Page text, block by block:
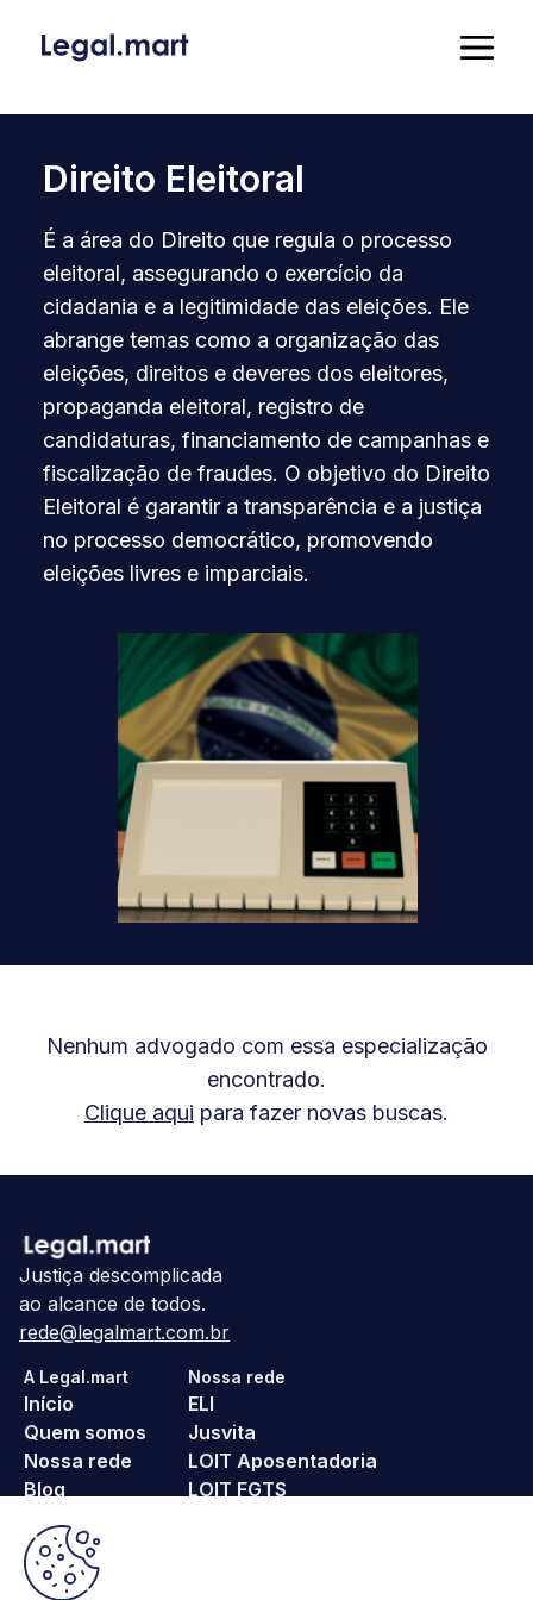
Direito Eleitoral
É a área do Direito que regula o processo
eleitoral, assegurando o exercício da
cidadania e a legitimidade das eleições. Ele
abrange temas como a organização das
eleições, direitos e deveres dos eleitores,
propaganda eleitoral, registro de
candidaturas, financiamento de campanhas e
fiscalização de fraudes. O objetivo do Direito
Eleitoral é garantir a transparência e a justiça
no processo democrático, promovendo
eleições livres e imparciais.
Nenhum advogado com essa especialização
encontrado.
Clique aqui para fazer novas buscas.
Justiça descomplicada
ao alcance de todos.
rede@legalmart.com.br
A Legal.mart
Início
Quem somos
Nossa rede
Blog
Nossa rede
ELI
Jusvita
LOIT Aposentadoria
LOIT FGTS